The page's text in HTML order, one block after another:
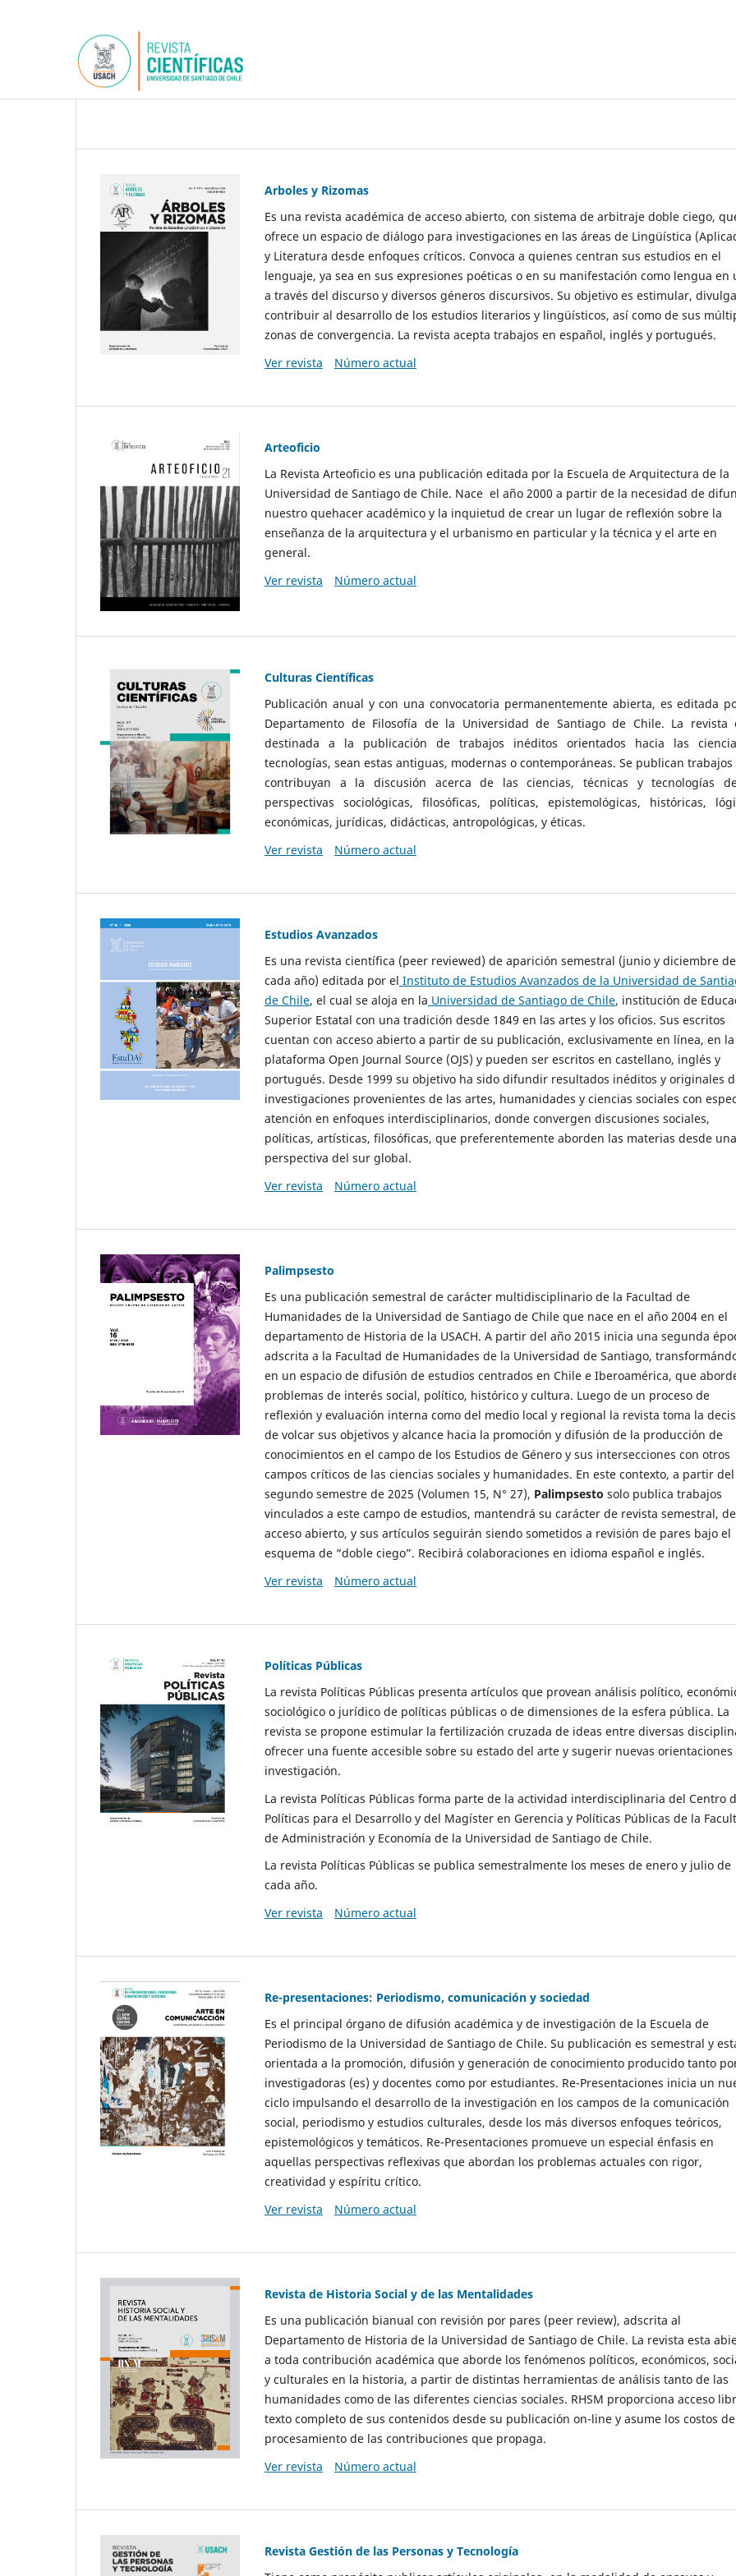
Arboles y Rizomas
Es una revista académica de acceso abierto, con sistema de arbitraje doble ciego,
ofrece un espacio de diálogo para investigaciones en las áreas de Lingüística
y Literatura desde enfoques críticos. Convoca a quienes centran sus estudios en el
lenguaje, ya sea en sus expresiones poéticas o en su manifestación como lengua en
a través del discurso y diversos géneros discursivos. Su objetivo es estimular,
contribuir al desarrollo de los estudios literarios y lingüísticos, así como de sus
zonas de convergencia. La revista acepta trabajos en español, inglés y portugués.
Ver revista
Número actual
Arteoficio
La Revista Arteoficio es una publicación editada por la Escuela de Arquitectura de la
Universidad de Santiago de Chile. Nace el año 2000 a partir de la necesidad de
nuestro quehacer académico y la inquietud de crear un lugar de reflexión sobre la
enseñanza de la arquitectura y el urbanismo en particular y la técnica y el arte en
general.
Ver revista
Número actual
Culturas Científicas
Publicación anual y con una convocatoria permanentemente abierta, es editada
Departamento de Filosofía de la Universidad de Santiago de Chile. La revista
destinada a la publicación de trabajos inéditos orientados hacia las
tecnologías, sean estas antiguas, modernas o contemporáneas. Se publican
contribuyan a la discusión acerca de las ciencias, técnicas y tecnologías
perspectivas sociológicas, filosóficas, políticas, epistemológicas, históricas,
económicas, jurídicas, didácticas, antropológicas, y éticas.
Ver revista
Número actual
Estudios Avanzados
Es una revista científica (peer reviewed) de aparición semestral (junio y diciembre de
cada año) editada por el Instituto de Estudios Avanzados de la Universidad de
de Chile, el cual se aloja en la Universidad de Santiago de Chile, institución de
Superior Estatal con una tradición desde 1849 en las artes y los oficios. Sus escritos
cuentan con acceso abierto a partir de su publicación, exclusivamente en línea, en la
plataforma Open Journal Source (OJS) y pueden ser escritos en castellano, inglés y
portugués. Desde 1999 su objetivo ha sido difundir resultados inéditos y originales
investigaciones provenientes de las artes, humanidades y ciencias sociales con
atención en enfoques interdisciplinarios, donde convergen discusiones sociales,
políticas, artísticas, filosóficas, que preferentemente aborden las materias desde una
perspectiva del sur global.
Ver revista
Número actual
Palimpsesto
Es una publicación semestral de carácter multidisciplinario de la Facultad de
Humanidades de la Universidad de Santiago de Chile que nace en el año 2004 en el
departamento de Historia de la USACH. A partir del año 2015 inicia una segunda
adscrita a la Facultad de Humanidades de la Universidad de Santiago,
en un espacio de difusión de estudios centrados en Chile e Iberoamérica, que
problemas de interés social, político, histórico y cultura. Luego de un proceso de
reflexión y evaluación interna como del medio local y regional la revista toma la
de volcar sus objetivos y alcance hacia la promoción y difusión de la producción de
conocimientos en el campo de los Estudios de Género y sus intersecciones con otros
campos críticos de las ciencias sociales y humanidades. En este contexto, a partir del
segundo semestre de 2025 (Volumen 15, N° 27), Palimpsesto solo publica trabajos
vinculados a este campo de estudios, mantendrá su carácter de revista semestral, de
acceso abierto, y sus artículos seguirán siendo sometidos a revisión de pares bajo el
esquema de “doble ciego”. Recibirá colaboraciones en idioma español e inglés.
Ver revista
Número actual
Políticas Públicas
La revista Políticas Públicas presenta artículos que provean análisis político,
sociológico o jurídico de políticas públicas o de dimensiones de la esfera pública. La
revista se propone estimular la fertilización cruzada de ideas entre diversas
ofrecer una fuente accesible sobre su estado del arte y sugerir nuevas orientaciones
investigación.
La revista Políticas Públicas forma parte de la actividad interdisciplinaria del Centro
Políticas para el Desarrollo y del Magíster en Gerencia y Políticas Públicas de la
de Administración y Economía de la Universidad de Santiago de Chile.
La revista Políticas Públicas se publica semestralmente los meses de enero y julio de
cada año.
Ver revista
Número actual
Re-presentaciones: Periodismo, comunicación y sociedad
Es el principal órgano de difusión académica y de investigación de la Escuela de
Periodismo de la Universidad de Santiago de Chile. Su publicación es semestral y
orientada a la promoción, difusión y generación de conocimiento producido tanto
investigadoras (es) y docentes como por estudiantes. Re-Presentaciones inicia un
ciclo impulsando el desarrollo de la investigación en los campos de la comunicación
social, periodismo y estudios culturales, desde los más diversos enfoques teóricos,
epistemológicos y temáticos. Re-Presentaciones promueve un especial énfasis en
aquellas perspectivas reflexivas que abordan los problemas actuales con rigor,
creatividad y espíritu crítico.
Ver revista
Número actual
Revista de Historia Social y de las Mentalidades
Es una publicación bianual con revisión por pares (peer review), adscrita al
Departamento de Historia de la Universidad de Santiago de Chile. La revista esta
a toda contribución académica que aborde los fenómenos políticos, económicos,
y culturales en la historia, a partir de distintas herramientas de análisis tanto de las
humanidades como de las diferentes ciencias sociales. RHSM proporciona acceso
texto completo de sus contenidos desde su publicación on-line y asume los costos de
procesamiento de las contribuciones que propaga.
Ver revista
Número actual
Revista Gestión de las Personas y Tecnología